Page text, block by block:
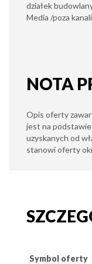
działek
Media /poza
NOTA
Opis oferty
jest na
uzyskanych od
stanowi oferty
Symbol oferty